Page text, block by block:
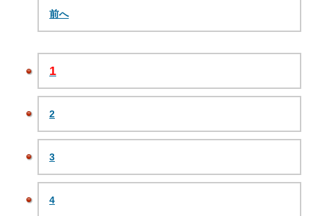
前へ
1
2
3
4